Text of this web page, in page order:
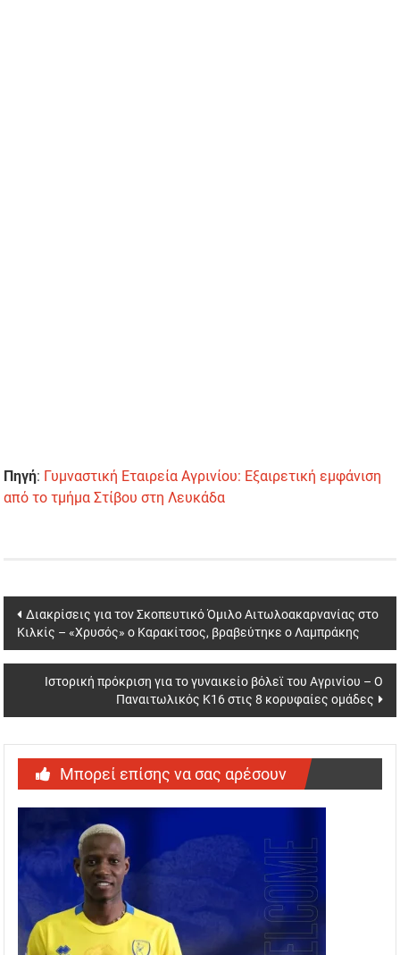
Πηγή: Γυμναστική Εταιρεία Αγρινίου: Εξαιρετική εμφάνιση
από το τμήμα Στίβου στη Λευκάδα
Post
navigation
Διακρίσεις για τον Σκοπευτικό Όμιλο Αιτωλοακαρνανίας στο
Κιλκίς – «Χρυσός» ο Καρακίτσος, βραβεύτηκε ο Λαμπράκης
Ιστορική πρόκριση για το γυναικείο βόλεϊ του Αγρινίου – Ο
Παναιτωλικός Κ16 στις 8 κορυφαίες ομάδες
Μπορεί επίσης να σας αρέσουν